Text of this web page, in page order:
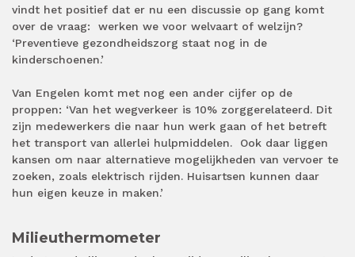
vindt het positief dat er nu een discussie op gang komt
over de vraag: werken we voor welvaart of welzijn?
‘Preventieve gezondheidszorg staat nog in de
kinderschoenen.’
Van Engelen komt met nog een ander cijfer op de
proppen: ‘Van het wegverkeer is 10% zorggerelateerd. Dit
zijn medewerkers die naar hun werk gaan of het betreft
het transport van allerlei hulpmiddelen. Ook daar liggen
kansen om naar alternatieve mogelijkheden van vervoer te
zoeken, zoals elektrisch rijden. Huisartsen kunnen daar
hun eigen keuze in maken.’
Milieuthermometer